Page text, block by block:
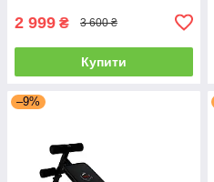
2 999 ₴ 3 600 ₴
Купити
–9%